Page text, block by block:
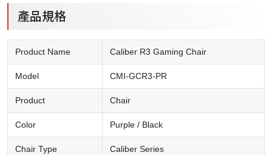
產品規格
Product Name Caliber R3 Gaming Chair
Model CMI-GCR3-PR
Product Chair
Color Purple / Black
Chair Type Caliber Series